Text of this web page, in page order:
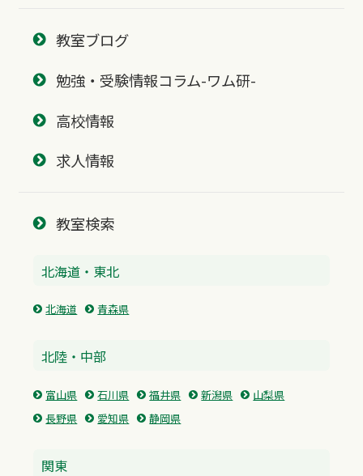
教室ブログ
勉強・受験情報コラム-ワム研-
高校情報
求人情報
教室検索
北海道・東北
北海道 青森県
北陸・中部
富山県 石川県 福井県 新潟県
山梨県
長野県
愛知県 静岡県
関東